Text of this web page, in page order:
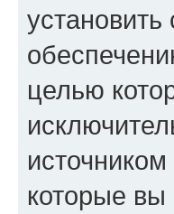
целью
которые